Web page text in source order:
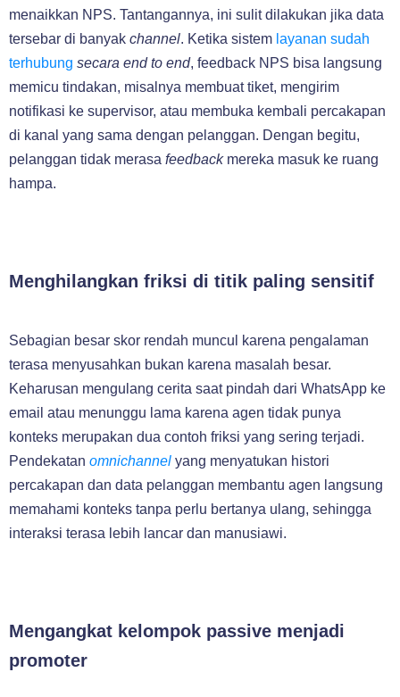
menaikkan NPS. Tantangannya, ini sulit dilakukan jika data
tersebar di banyak channel. Ketika sistem layanan sudah
terhubung secara end to end, feedback NPS bisa langsung
memicu tindakan, misalnya membuat tiket, mengirim
notifikasi ke supervisor, atau membuka kembali percakapan
di kanal yang sama dengan pelanggan. Dengan begitu,
pelanggan tidak merasa feedback mereka masuk ke ruang
hampa.
Menghilangkan friksi di titik paling sensitif
Sebagian besar skor rendah muncul karena pengalaman
terasa menyusahkan bukan karena masalah besar.
Keharusan mengulang cerita saat pindah dari WhatsApp ke
email atau menunggu lama karena agen tidak punya
konteks merupakan dua contoh friksi yang sering terjadi.
Pendekatan omnichannel yang menyatukan histori
percakapan dan data pelanggan membantu agen langsung
memahami konteks tanpa perlu bertanya ulang, sehingga
interaksi terasa lebih lancar dan manusiawi.
Mengangkat kelompok passive menjadi
promoter